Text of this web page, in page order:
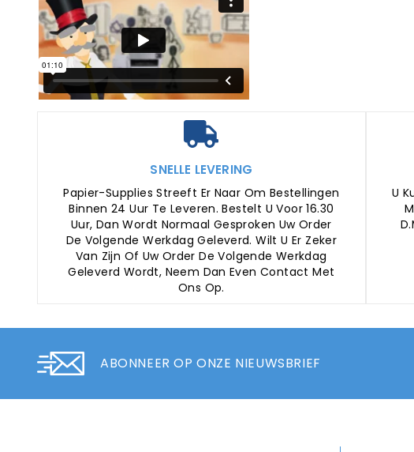
SNELLE LEVERING
Papier-Supplies Streeft Er Naar Om Bestellingen
Binnen 24 Uur Te Leveren. Bestelt U Voor 16.30
Uur, Dan Wordt Normaal Gesproken Uw Order
De Volgende Werkdag Geleverd. Wilt U Er Zeker
Van Zijn Of Uw Order De Volgende Werkdag
Geleverd Wordt, Neem Dan Even Contact Met
Ons Op.
U
ABONNEER OP ONZE NIEUWSBRIEF